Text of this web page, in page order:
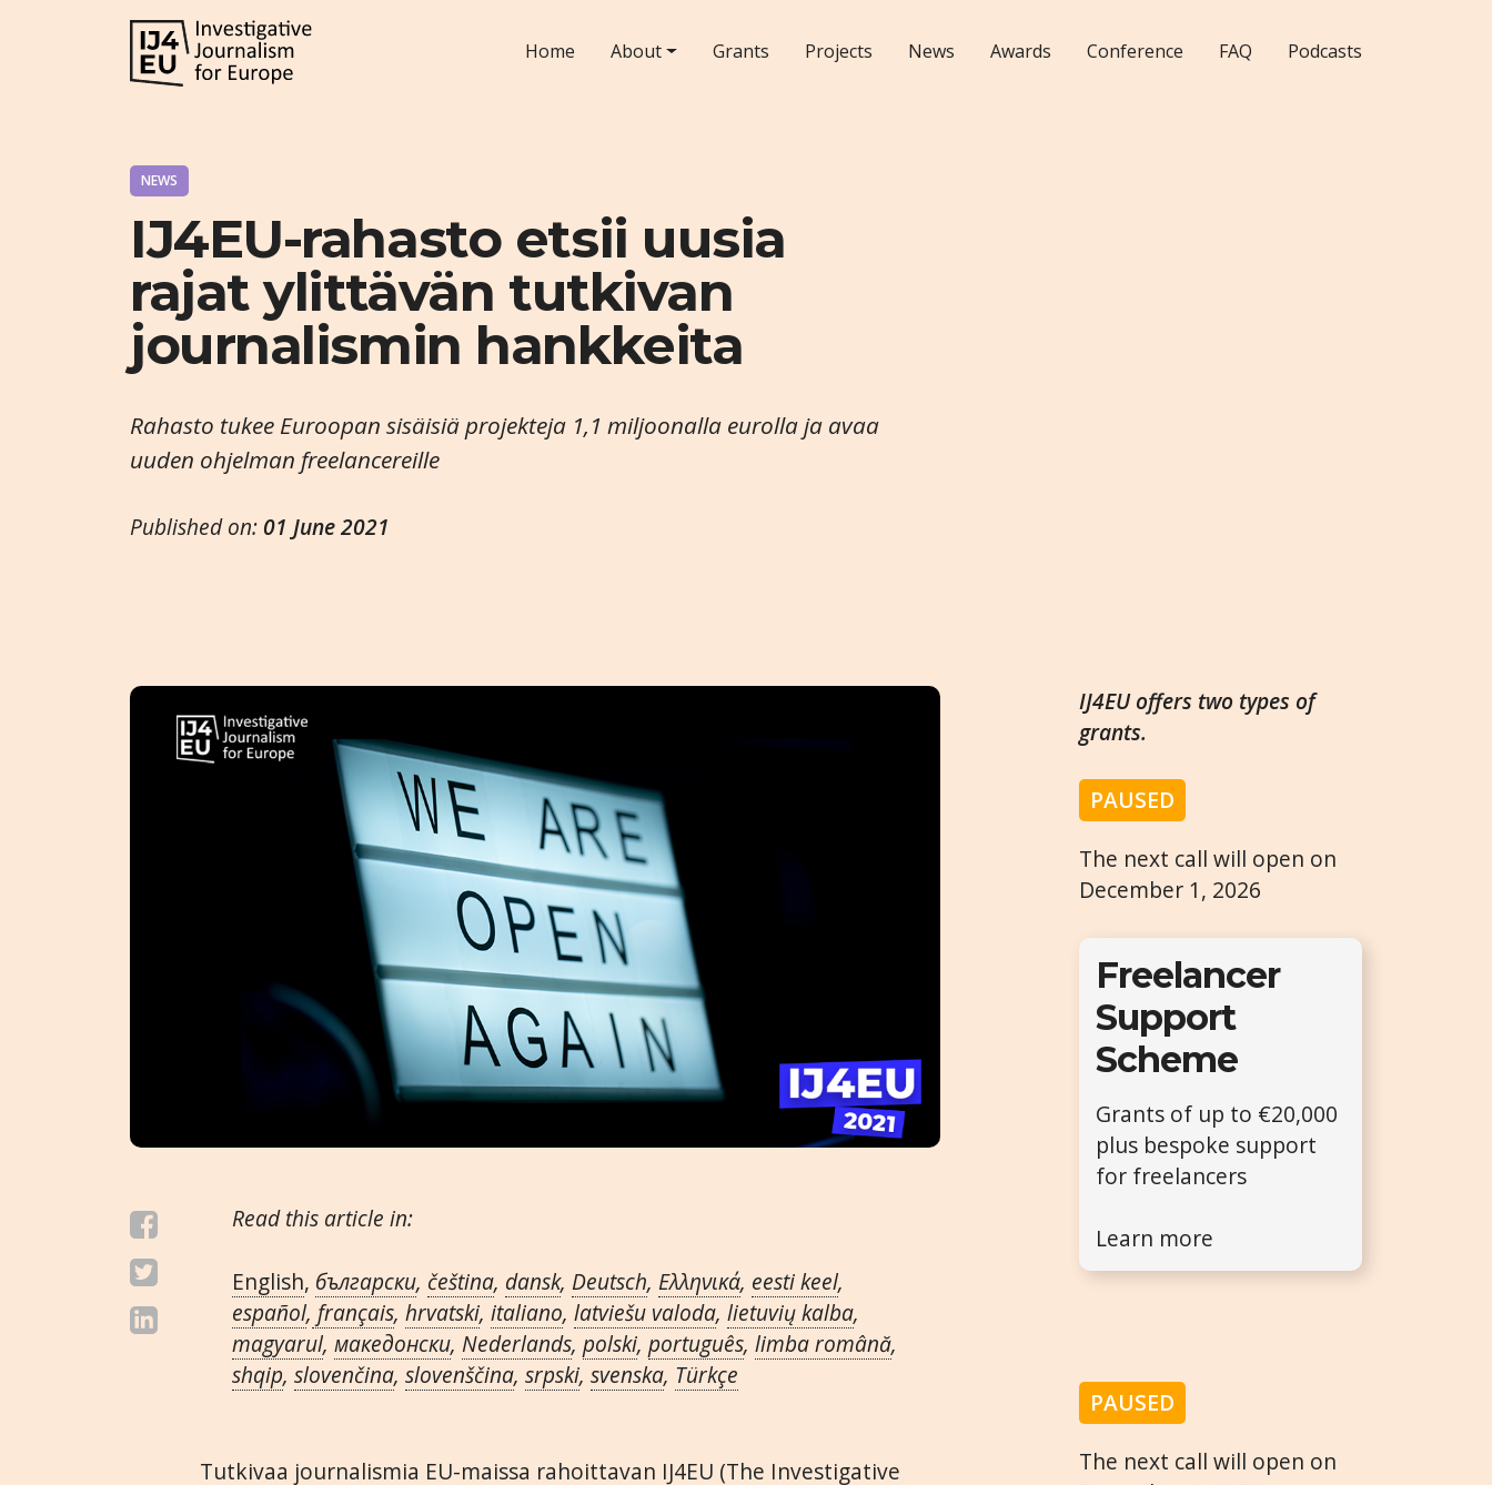
Home About Grants Projects News Awards Conference FAQ Podcasts
NEWS
IJ4EU-rahasto etsii uusia
rajat ylittävän tutkivan
journalismin hankkeita
Rahasto tukee Euroopan sisäisiä projekteja 1,1 miljoonalla eurolla ja avaa
uuden ohjelman freelancereille
Published on: 01 June 2021
Read this article in:
English, български, čeština, dansk, Deutsch, Ελληνικά, eesti keel,
español, français,hrvatski,italiano,latviešu valoda,lietuvių kalba,
magyarul,македонски,Nederlands,polski,português,limba română,
shqip,slovenčina,slovenščina,srpski,svenska, Türkçe
Tutkivaa journalismia EU-maissa rahoittavan IJ4EU (The Investigative
IJ4EU offers two types of
grants.
PAUSED
The next call will open on
December 1, 2026
Freelancer
Support
Scheme
Grants of up to €20,000
plus bespoke support
for freelancers
Learn more
PAUSED
The next call will open on